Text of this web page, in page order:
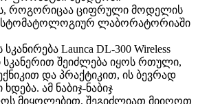
როგორიცაა ციფრული მოდელის
სტომატოლოგიურ ლაბორატორიაში
Launca DL-300 Wireless
შეიძლება იყოს რთული,
და პრაქტიკით, ის ბევრად
ამ ნაბიჯ-ნაბიჯ
მიყოლებით, შეგიძლიათ მიიღოთ